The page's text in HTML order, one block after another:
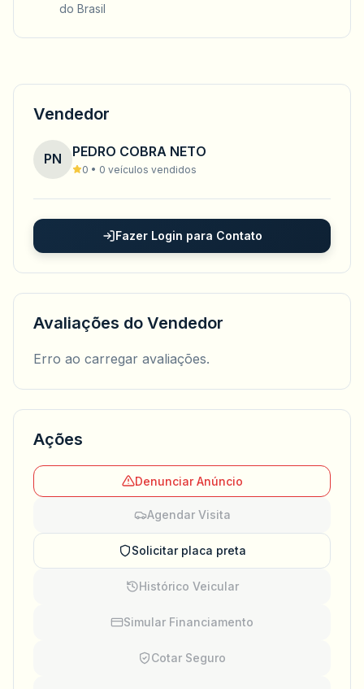
do Brasil
Vendedor
PN PEDRO COBRA NETO
0 • 0 veículos vendidos
Fazer Login para Contato
Avaliações do Vendedor
Erro ao carregar avaliações.
Ações
Denunciar Anúncio
Agendar Visita
Solicitar placa preta
Histórico Veicular
Simular Financiamento
Cotar Seguro